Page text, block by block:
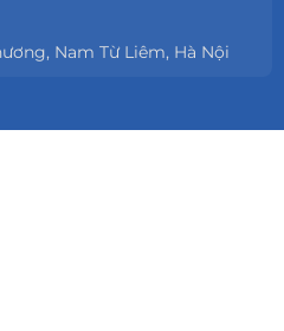
Nam Từ Liêm, Hà Nội